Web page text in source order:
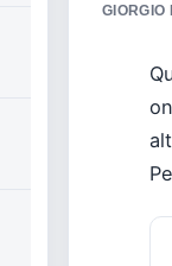
GIORGIO